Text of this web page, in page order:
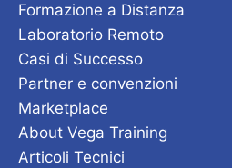
Formazione a Distanza
Laboratorio Remoto
Casi di Successo
Partner e convenzioni
Marketplace
About Vega Training
Articoli Tecnici